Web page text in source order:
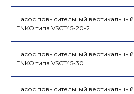
Насос повысительный вертикальный
ENKO типа VSCT45-20-2
Насос повысительный вертикальный
ENKO типа VSCT45-30
Насос повысительный вертикальный